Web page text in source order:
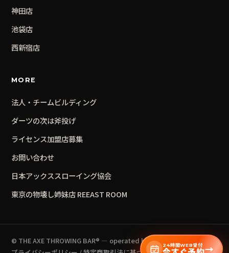
神田店
池袋店
西新宿店
MORE
法人・チームビルディング
ダーツの次は斧投げ
ライセンス加盟店募集
お問い合わせ
日本アックススローイング協会
東京の物壊し姉妹店 REEAST ROOM
© THE AXE THROWING BAR® — operated by BrickWall Inc.
24時間WEB受付 →